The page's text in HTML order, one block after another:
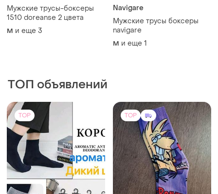
Мужские трусы-боксеры
1510 doreanse 2 цвета
M и еще 3
Navigare
Мужские трусы боксеры
navigare
M и еще 1
ТОП объявлений
TOP TOP